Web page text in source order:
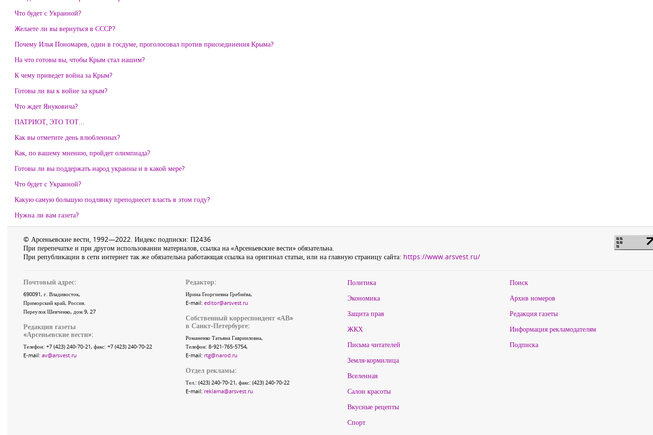
Что будет с Украиной?
Желаете ли вы вернуться в СССР?
Почему Илья Пономарев, один в госдуме, проголосовал против присоединения Крыма?
На что готовы вы, чтобы Крым стал нашим?
К чему приведет война за Крым?
Готовы ли вы к войне за крым?
Что ждет Януковича?
ПАТРИОТ, ЭТО ТОТ...
Как вы отметите день влюбленных?
Как, по вашему мнению, пройдет олимпиада?
Готовы ли вы поддержать народ украины и в какой мере?
Что будет с Украиной?
Какую самую большую подлянку преподнесет власть в этом году?
Нужна ли вам газета?
© Арсеньевские вести, 1992—2022. Индекс подписки: П2436
При перепечатке и при другом использовании материалов, ссылка на «Арсеньевские вести» обязательна.
При републикации в сети интернет так же обязательна работающая ссылка на оригинал статьи, или на главную страницу сайта: https://www.arsvest.ru/
Почтовый адрес:
690091, г. Владивосток,
Приморский край, Россия.
Переулок Шевченко, дом 9, 27
Редакция газеты
«Арсеньевские вести»:
Телефон: +7 (423) 240-70-21, факс: +7 (423) 240-70-22
E-mail: av@arsvest.ru
Редактор:
Ирина Георгиевна Гребнёва,
E-mail: editor@arsvest.ru
Собственный корреспондент «АВ»
в Санкт-Петербурге:
Романенко Татьяна Гаврииловна,
Телефон: 8-921-765-5754,
E-mail: rtg@narod.ru
Отдел рекламы:
Тел.: (423) 240-70-21, факс: (423) 240-70-22
E-mail: reklama@arsvest.ru
Политика
Экономика
Защита прав
ЖКХ
Письма читателей
Земля-кормилица
Вселенная
Салон красоты
Вкусные рецепты
Спорт
Поиск
Архив номеров
Редакция газеты
Информация рекламодателям
Подписка